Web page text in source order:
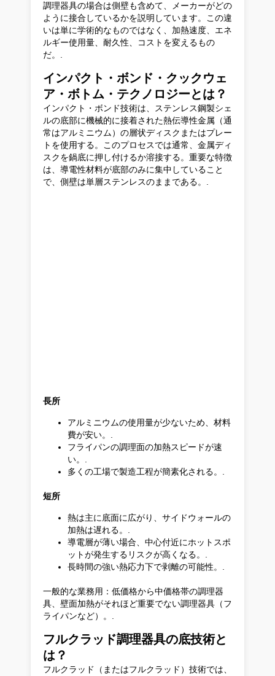
調理器具の場合は側壁も含めて、メーカーがどの
ように接合しているかを説明しています。この違
いは単に学術的なものではなく、加熱速度、エネ
ルギー使用量、耐久性、コストを変えるもの
だ。.
インパクト・ボンド・クックウェ
ア・ボトム・テクノロジーとは？
インパクト・ボンド技術は、ステンレス鋼製シェ
ルの底部に機械的に接着された熱伝導性金属（通
常はアルミニウム）の層状ディスクまたはプレー
トを使用する。このプロセスでは通常、金属ディ
スクを鍋底に押し付けるか溶接する。重要な特徴
は、導電性材料が底部のみに集中していること
で、側壁は単層ステンレスのままである。.
長所
アルミニウムの使用量が少ないため、材料
費が安い。.
フライパンの調理面の加熱スピードが速
い。.
多くの工場で製造工程が簡素化される。.
短所
熱は主に底面に広がり、サイドウォールの
加熱は遅れる。.
導電層が薄い場合、中心付近にホットスポ
ットが発生するリスクが高くなる。.
長時間の強い熱応力下で剥離の可能性。.
一般的な業務用：低価格から中価格帯の調理器
具、壁面加熱がそれほど重要でない調理器具（フ
ライパンなど）。.
フルクラッド調理器具の底技術と
は？
フルクラッド（またはフルクラッド）技術では、